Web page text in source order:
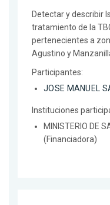
Detectar y describir
tratamiento de la
pertenecientes a
Agustino y
Participantes:
JOSE MANUEL
Instituciones
MINISTERIO DE
(Financiadora)